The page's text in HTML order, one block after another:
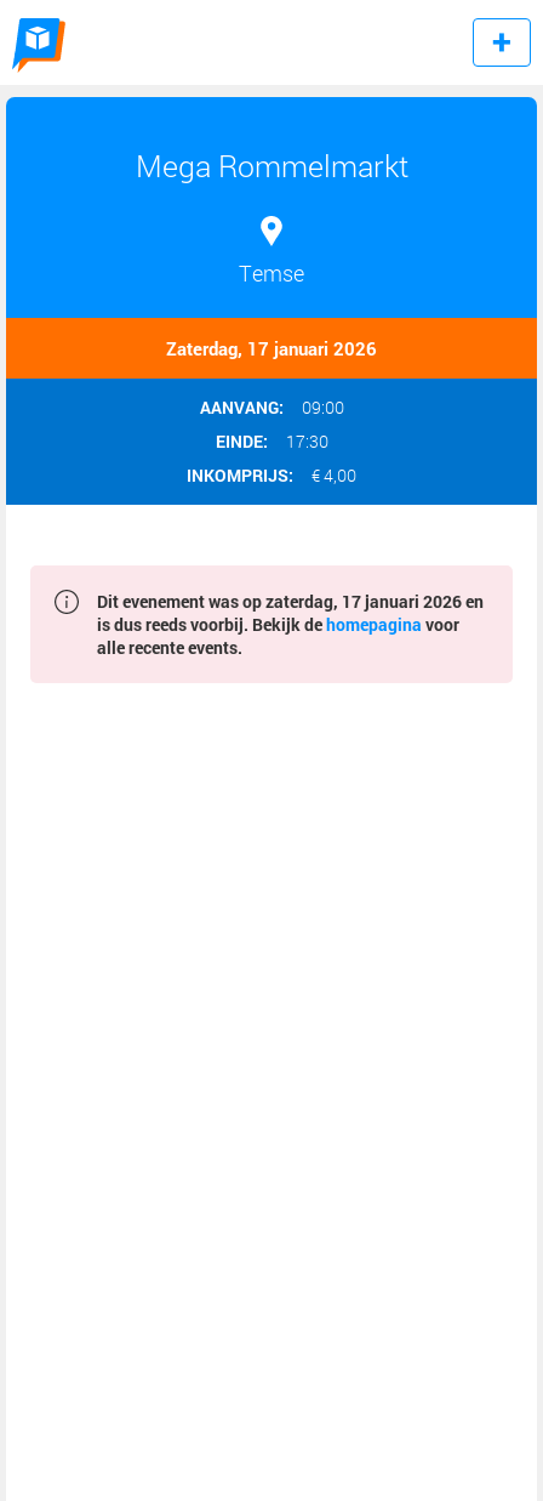
Mega Rommelmarkt
Temse
Zaterdag, 17 januari 2026
AANVANG:
09:00
EINDE:
17:30
INKOMPRIJS:
€ 4,00
Dit evenement was op zaterdag, 17 januari 2026 en
is dus reeds voorbij. Bekijk dehomepagina voor
alle recente events.